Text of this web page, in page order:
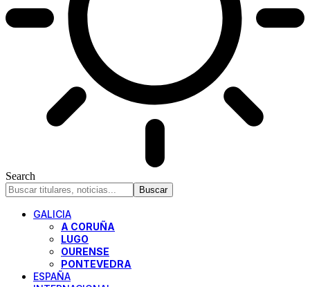
Search
GALICIA
A CORUÑA
LUGO
OURENSE
PONTEVEDRA
ESPAÑA